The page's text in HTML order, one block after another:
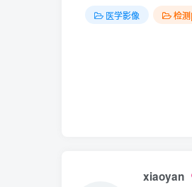
医学影像 检
xiaoyan